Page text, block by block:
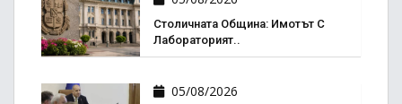
Столичната Община: Имотът С
Лабораторият..
05/08/2026